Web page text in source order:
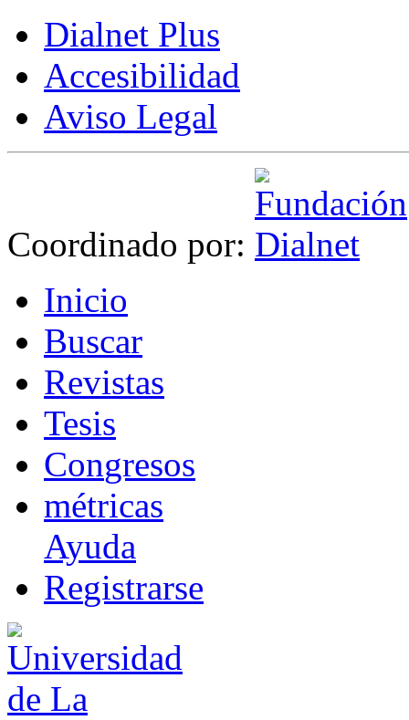
Dialnet Plus
Accesibilidad
Aviso Legal
Coordinado por:
Inicio
Buscar
Revistas
Tesis
Congresos
métricas
Ayuda
Registrarse